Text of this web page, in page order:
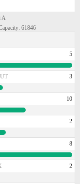
A
61846
5
3
10
2
8
2